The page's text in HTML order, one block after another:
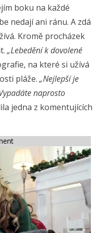
boku na každé
nedají ani ránu. A zdá
Kromě procházek
„Lebedění k dovolené
na které si užívá
pláže. „Nejlepší je
naprosto
jedna z komentujících